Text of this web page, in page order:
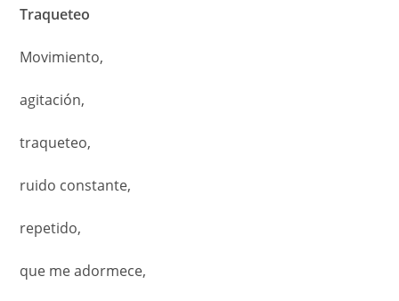
Traqueteo
Movimiento,
agitación,
traqueteo,
ruido constante,
repetido,
que me adormece,